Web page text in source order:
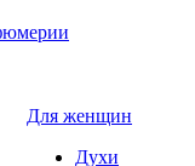
Для женщин
Духи